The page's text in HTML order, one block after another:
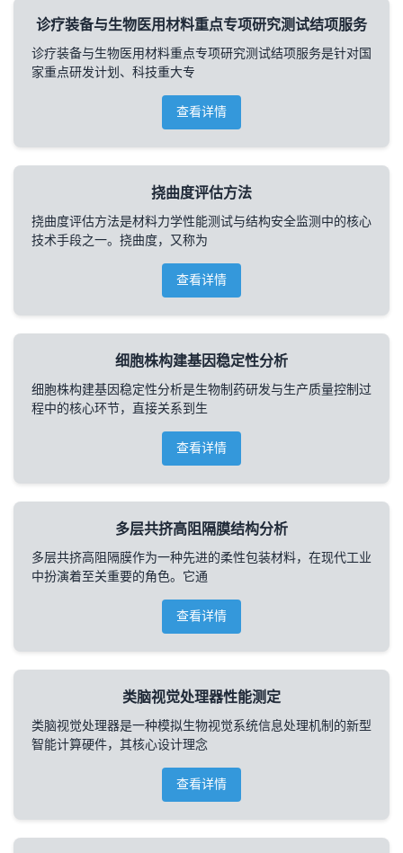
诊疗装备与生物医用材料重点专项研究测试结项服务
诊疗装备与生物医用材料重点专项研究测试结项服务是针对国
家重点研发计划、科技重大专
查看详情
挠曲度评估方法
挠曲度评估方法是材料力学性能测试与结构安全监测中的核心
技术手段之一。挠曲度，又称为
查看详情
细胞株构建基因稳定性分析
细胞株构建基因稳定性分析是生物制药研发与生产质量控制过
程中的核心环节，直接关系到生
查看详情
多层共挤高阻隔膜结构分析
多层共挤高阻隔膜作为一种先进的柔性包装材料，在现代工业
中扮演着至关重要的角色。它通
查看详情
类脑视觉处理器性能测定
类脑视觉处理器是一种模拟生物视觉系统信息处理机制的新型
智能计算硬件，其核心设计理念
查看详情